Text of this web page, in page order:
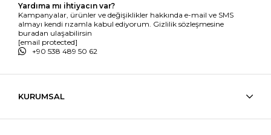
Yardıma mı ihtiyacın var?
Kampanyalar, ürünler ve değişiklikler hakkında e-mail ve SMS
almayı kendi rızamla kabul ediyorum. Gizlilik sözleşmesine
buradan ulaşabilirsin
[email protected]
+90 538 489 50 62
KURUMSAL